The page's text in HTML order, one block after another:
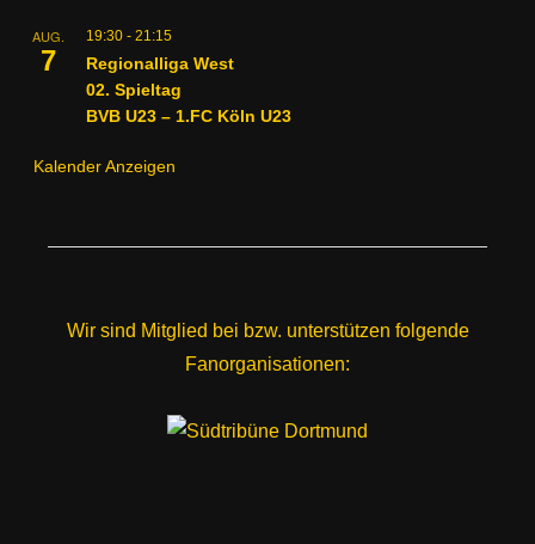
AUG.
7
19:30 - 21:15
Regionalliga West
02. Spieltag
BVB U23 – 1.FC Köln U23
Kalender Anzeigen
Wir sind Mitglied bei bzw. unterstützen folgende
Fanorganisationen: